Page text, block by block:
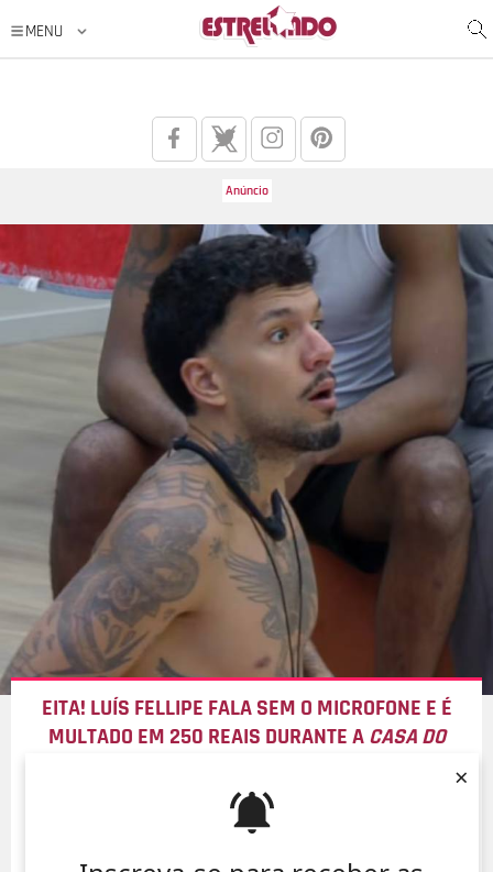
×
EITA! LUÍS FELLIPE FALA SEM O MICROFONE E É
MULTADO EM 250 REAIS DURANTE ACASA DO
07/Ago/